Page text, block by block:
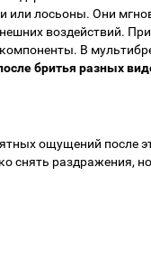
лосьоны. Они
воздействий.
В
бритья разных
ощущений после
снять раздражения,